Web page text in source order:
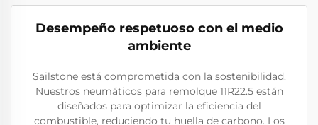
Desempeño respetuoso con el medio
ambiente
Sailstone está comprometida con la sostenibilidad.
Nuestros neumáticos para remolque 11R22.5 están
diseñados para optimizar la eficiencia del
combustible, reduciendo tu huella de carbono. Los